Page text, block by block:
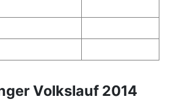
Volkslauf 2014